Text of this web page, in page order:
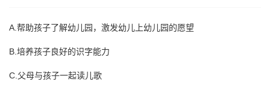
A.帮助孩子了解幼儿园，激发幼儿上幼儿园的愿望
B.培养孩子良好的识字能力
C.父母与孩子一起读儿歌